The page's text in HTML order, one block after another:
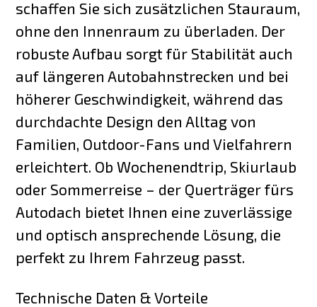
schaffen Sie sich zusätzlichen Stauraum,
ohne den Innenraum zu überladen. Der
robuste Aufbau sorgt für Stabilität auch
auf längeren Autobahnstrecken und bei
höherer Geschwindigkeit, während das
durchdachte Design den Alltag von
Familien, Outdoor-Fans und Vielfahrern
erleichtert. Ob Wochenendtrip, Skiurlaub
oder Sommerreise – der Querträger fürs
Autodach bietet Ihnen eine zuverlässige
und optisch ansprechende Lösung, die
perfekt zu Ihrem Fahrzeug passt.
Technische Daten & Vorteile